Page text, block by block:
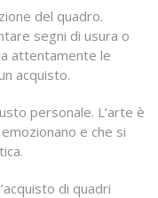
del quadro.
segni di usura o
attentamente le
acquisto.
personale. L’arte è
e che si
di quadri